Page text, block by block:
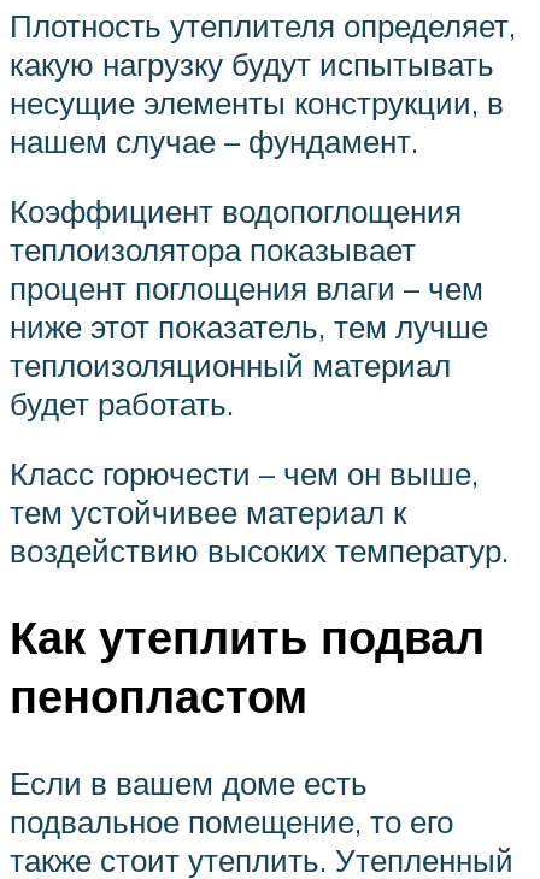
Плотность утеплителя определяет,
какую нагрузку будут испытывать
несущие элементы конструкции, в
нашем случае – фундамент.
Коэффициент водопоглощения
теплоизолятора показывает
процент поглощения влаги – чем
ниже этот показатель, тем лучше
теплоизоляционный материал
будет работать.
Класс горючести – чем он выше,
тем устойчивее материал к
воздействию высоких температур.
Как утеплить подвал
пенопластом
Если в вашем доме есть
подвальное помещение, то его
также стоит утеплить. Утепленный